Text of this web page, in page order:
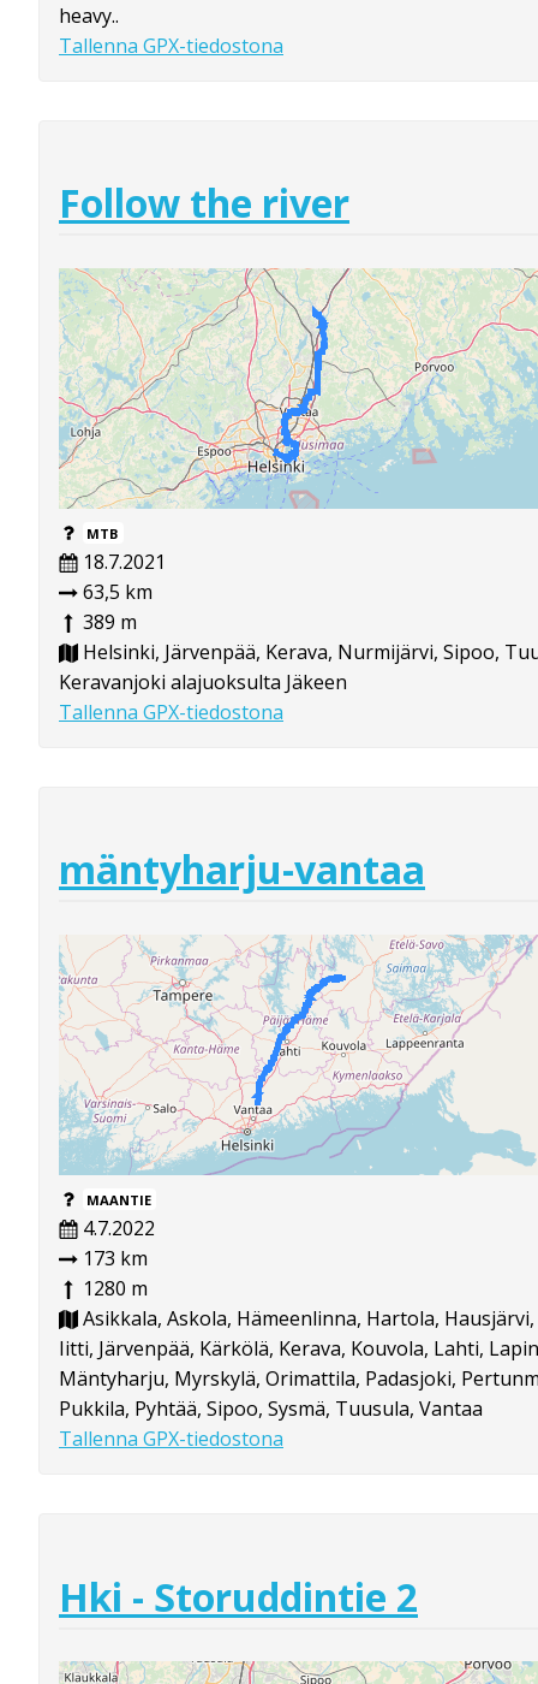
heavy..
Tallenna GPX-tiedostona
Follow the river
MTB
18.7.2021
63,5 km
389 m
Helsinki, Järvenpää, Kerava, Nurmijärvi, Sipoo,
Keravanjoki alajuoksulta Jäkeen
Tallenna GPX-tiedostona
mäntyharju-vantaa
MAANTIE
4.7.2022
173 km
1280 m
Asikkala, Askola, Hämeenlinna, Hartola,
Iitti, Järvenpää, Kärkölä, Kerava, Kouvola, Lahti,
Mäntyharju, Myrskylä, Orimattila, Padasjoki,
Pukkila, Pyhtää, Sipoo, Sysmä, Tuusula, Vantaa
Tallenna GPX-tiedostona
Hki - Storuddintie 2